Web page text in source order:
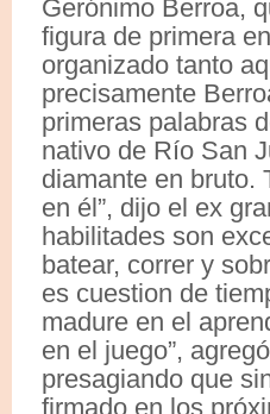
Gerónimo Berroa,
figura de primera
organizado tanto
precisamente
primeras palabras
nativo de Río San
diamante en bruto.
en él”, dijo el ex
habilitades son
batear, correr y
es cuestion de
madure en el
en el juego”,
presagiando que
firmado en los